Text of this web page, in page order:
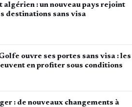
algérien : un nouveau pays rejoint
destinations sans visa
ouvre ses portes sans visa : les
en profiter sous conditions
: de nouveaux changements à